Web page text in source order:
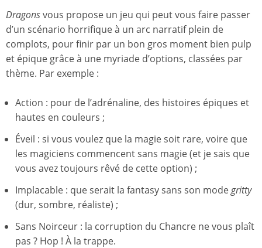
Dragonsvous propose un jeu qui peut vous faire passer
d’un scénario horrifique à un arc narratif plein de
complots, pour finir par un bon gros moment bien pulp
et épique grâce à une myriade d’options, classées par
thème. Par exemple :
Action : pour de l’adrénaline, des histoires épiques et
hautes en couleurs ;
Éveil : si vous voulez que la magie soit rare, voire que
les magiciens commencent sans magie (et je sais que
vous avez toujours rêvé de cette option) ;
Implacable : que serait la fantasy sans son modegritty
(dur, sombre, réaliste) ;
Sans Noirceur : la corruption du Chancre ne vous plaît
pas ? Hop ! À la trappe.